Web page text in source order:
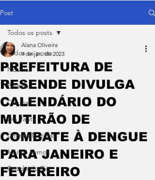
Post
Todos os posts
Notícias
Política
Coluna
Em Pauta
Últimas Notícias
Márcio Lemos
Estado do Rio
Todos os posts
PREFEITURA DE
RESENDE DIVULGA
CALENDÁRIO DO
MUTIRÃO DE
COMBATE À DENGUE
PARA JANEIRO E
FEVEREIRO
Alana Oliveira
9 de jan. de 2023